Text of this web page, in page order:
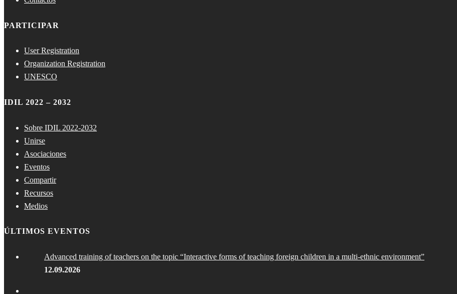
PARTICIPAR
User Registration
Organization Registration
UNESCO
IDIL 2022 – 2032
Sobre IDIL 2022-2032
Unirse
Asociaciones
Eventos
Compartir
Recursos
Medios
ÚLTIMOS EVENTOS
Advanced training of teachers on the topic “Interactive forms of teaching foreign children in a multi-ethnic environment”
12.09.2026